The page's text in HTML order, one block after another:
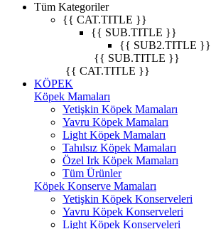
Tüm Kategoriler
{{ CAT.TITLE }}
{{ SUB.TITLE }}
{{ SUB2.TITLE }}
{{ SUB.TITLE }}
{{ CAT.TITLE }}
KÖPEK
Köpek Mamaları
Yetişkin Köpek Mamaları
Yavru Köpek Mamaları
Light Köpek Mamaları
Tahılsız Köpek Mamaları
Özel Irk Köpek Mamaları
Tüm Ürünler
Köpek Konserve Mamaları
Yetişkin Köpek Konserveleri
Yavru Köpek Konserveleri
Light Köpek Konserveleri